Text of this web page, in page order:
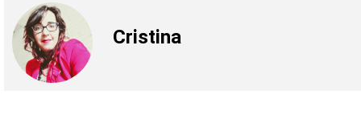
Cristina